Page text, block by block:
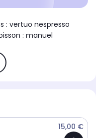
: vertuo nespresso
: manuel
15,00 €